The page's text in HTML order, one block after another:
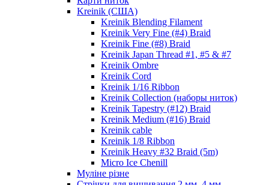
Kreinik (США)
Kreinik Blending Filament
Kreinik Very Fine (#4) Braid
Kreinik Fine (#8) Braid
Kreinik Japan Thread #1, #5 & #7
Kreinik Ombre
Kreinik Cord
Kreinik 1/16 Ribbon
Kreinik Collection (наборы ниток)
Kreinik Tapestry (#12) Braid
Kreinik Medium (#16) Braid
Kreinik cable
Kreinik 1/8 Ribbon
Kreinik Heavy #32 Braid (5m)
Micro Ice Chenill
Муліне різне